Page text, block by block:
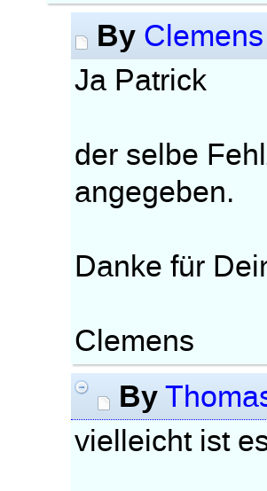
By
Ja Patrick
der selbe
angegeben.
Danke für
Clemens
By
vielleicht ist